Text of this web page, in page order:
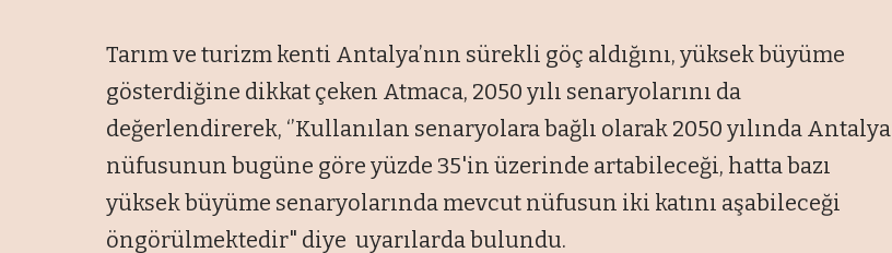
Tarım ve turizm kenti Antalya’nın sürekli göç aldığını, yüksek büyüme
gösterdiğine dikkat çeken Atmaca, 2050 yılı senaryolarını da
değerlendirerek, ‘’Kullanılan senaryolara bağlı olarak 2050 yılında Antalya
nüfusunun bugüne göre yüzde 35'in üzerinde artabileceği, hatta bazı
yüksek büyüme senaryolarında mevcut nüfusun iki katını aşabileceği
öngörülmektedir" diye uyarılarda bulundu.